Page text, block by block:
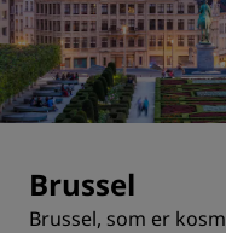
Brussel
Brussel, som er